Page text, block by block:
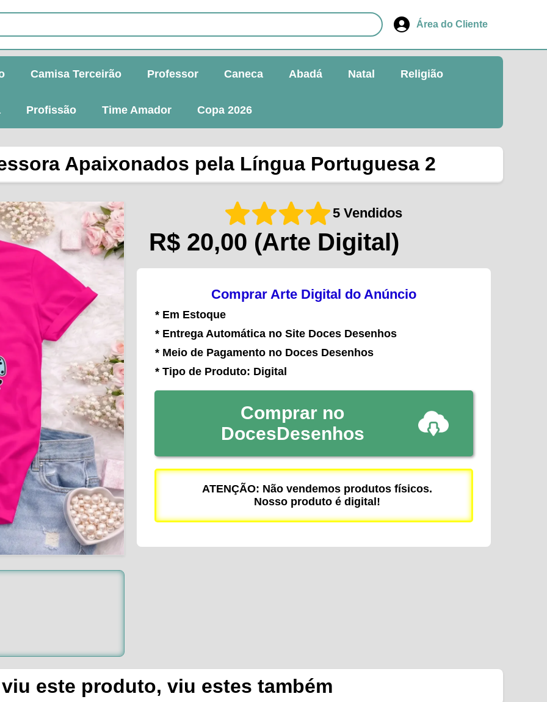
Área do Cliente
Camisa Terceirão Professor Caneca Abadá Natal Religião
Profissão Time Amador Copa 2026
Apaixonados pela Língua Portuguesa 2
5 Vendidos
R$ 20,00 (Arte Digital)
Comprar Arte Digital do Anúncio
* Em Estoque
* Entrega Automática no Site Doces Desenhos
* Meio de Pagamento no Doces Desenhos
* Tipo de Produto: Digital
Comprar no
DocesDesenhos
ATENÇÃO: Não vendemos produtos físicos.
Nosso produto é digital!
este produto, viu estes também